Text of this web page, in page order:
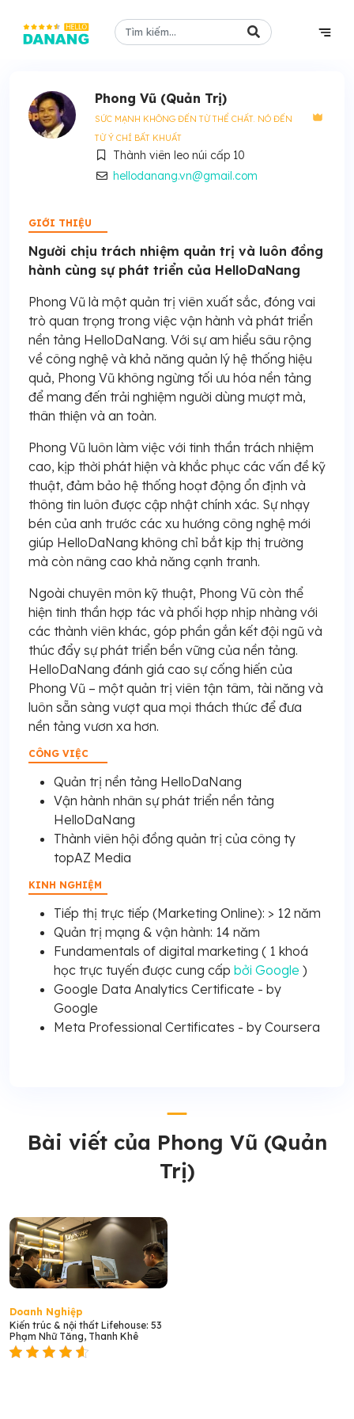
Phong Vũ (Quản Trị)
SỨC MẠNH KHÔNG ĐẾN TỪ THỂ CHẤT. NÓ ĐẾN
TỪ Ý CHÍ BẤT KHUẤT
Thành viên leo núi cấp 10
hellodanang.vn@gmail.com
GIỚI THIỆU
Người chịu trách nhiệm quản trị và luôn đồng
hành cùng sự phát triển của HelloDaNang
Phong Vũ là một quản trị viên xuất sắc, đóng vai
trò quan trọng trong việc vận hành và phát triển
nền tảng HelloDaNang. Với sự am hiểu sâu rộng
về công nghệ và khả năng quản lý hệ thống hiệu
quả, Phong Vũ không ngừng tối ưu hóa nền tảng
để mang đến trải nghiệm người dùng mượt mà,
thân thiện và an toàn.
Phong Vũ luôn làm việc với tinh thần trách nhiệm
cao, kịp thời phát hiện và khắc phục các vấn đề kỹ
thuật, đảm bảo hệ thống hoạt động ổn định và
thông tin luôn được cập nhật chính xác. Sự nhạy
bén của anh trước các xu hướng công nghệ mới
giúp HelloDaNang không chỉ bắt kịp thị trường
mà còn nâng cao khả năng cạnh tranh.
Ngoài chuyên môn kỹ thuật, Phong Vũ còn thể
hiện tinh thần hợp tác và phối hợp nhịp nhàng với
các thành viên khác, góp phần gắn kết đội ngũ và
thúc đẩy sự phát triển bền vững của nền tảng.
HelloDaNang đánh giá cao sự cống hiến của
Phong Vũ – một quản trị viên tận tâm, tài năng và
luôn sẵn sàng vượt qua mọi thách thức để đưa
nền tảng vươn xa hơn.
CÔNG VIỆC
Quản trị nền tảng HelloDaNang
Vận hành nhân sự phát triển nền tảng
HelloDaNang
Thành viên hội đồng quản trị của công ty
topAZ Media
KINH NGHIỆM
Tiếp thị trực tiếp (Marketing Online): > 12 năm
Quản trị mạng & vận hành: 14 năm
Fundamentals of digital marketing ( 1 khoá
học trực tuyến được cung cấp bởi Google )
Google Data Analytics Certificate - by
Google
Meta Professional Certificates - by Coursera
Bài viết của Phong Vũ (Quản
Trị)
Doanh Nghiệp
Kiến trúc & nội thất Lifehouse: 53
Phạm Nhữ Tăng, Thanh Khê